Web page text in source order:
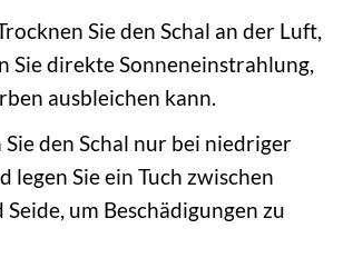
Sie den Schal an der Luft,
Sie direkte Sonneneinstrahlung,
ausbleichen kann.
Sie den Schal nur bei niedriger
legen Sie ein Tuch zwischen
Seide, um Beschädigungen zu